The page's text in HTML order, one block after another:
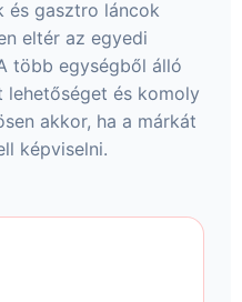
és gasztro láncok
eltér az egyedi
több egységből álló
lehetőséget és komoly
akkor, ha a márkát
képviselni.